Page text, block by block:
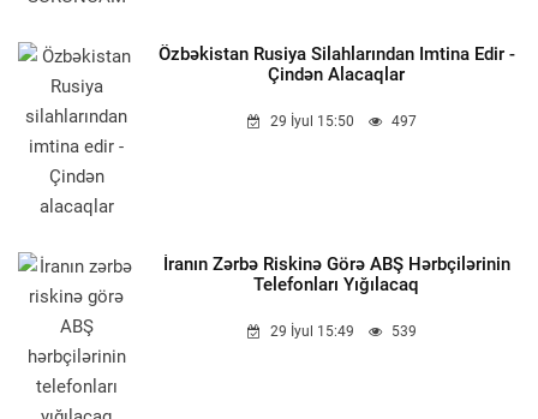
Özbəkistan Rusiya Silahlarından Imtina Edir -
Çindən Alacaqlar
29 İyul 15:50 497
İranın Zərbə Riskinə Görə ABŞ Hərbçilərinin
Telefonları Yığılacaq
29 İyul 15:49 539